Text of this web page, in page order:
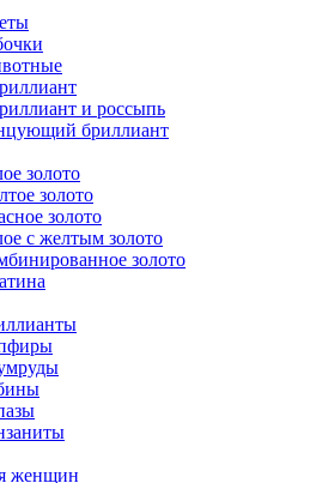
и россыпь
бриллиант
золото
золото
золото
с желтым золото
золото
женщин